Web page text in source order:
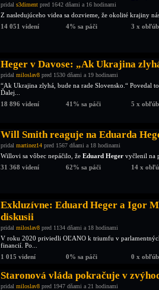
pridal s3diment pred 1642 dňami a 16 hodinami
Z nasledujúceho videa sa dozvieme, že okolité krajiny
14 051 videní
4% sa páči 3 x
Heger v Davose: „Ak Ukrajina
pridal miloslav8 pred 1530 dňami a 19 hodinami
“Ak Ukrajina zlyhá, bude na rade Slovensko.“ Povedal
Ďalej...
18 896 videní
41% sa páči 5 x
Will Smith reaguje na Eduarda
pridal martinez14 pred 1567 dňami a 18 hodinami
Willovi sa vôbec nepáčilo, že Eduard Heger vyčlenil na
31 368 videní
62% sa páči 14 x
Exkluzívne: Eduard Heger a Igor
diskusii
pridal miloslav8 pred 1134 dňami a 18 hodinami
V roku 2020 priviedli OĽANO k triumfu v
financií. Po...
1 015 videní
0% sa páči 0 x
Staronová vláda pokračuje v
pridal miloslav8 pred 1947 dňami a 21 hodinami